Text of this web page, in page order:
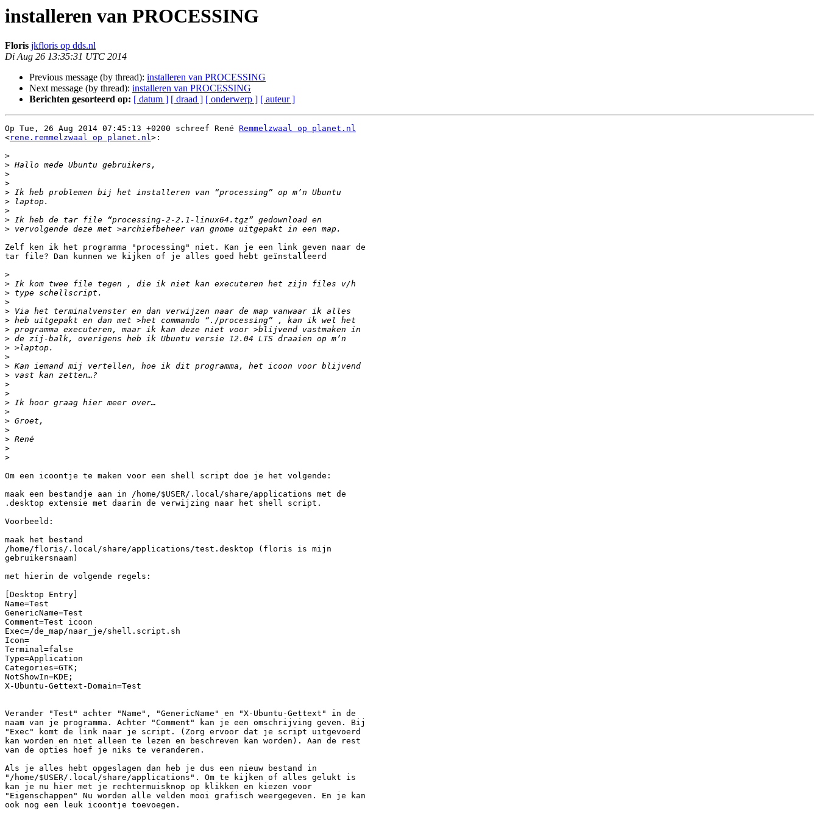
installeren van PROCESSING
Floris jkfloris op dds.nl
Di Aug 26 13:35:31 UTC 2014
Previous message (by thread): installeren van PROCESSING
Next message (by thread): installeren van PROCESSING
Berichten gesorteerd op: [ datum ] [ draad ] [ onderwerp ] [ auteur ]
Op Tue, 26 Aug 2014 07:45:13 +0200 schreef René Remmelzwaal op planet.nl
<rene.remmelzwaal op planet.nl>:
>
>
>
>
>
>
>
>
>
Zelf ken ik het programma "processing" niet. Kan je een link geven naar de
tar file? Dan kunnen we kijken of je alles goed hebt geïnstalleerd
>
>
>
>
>
>
>
>
>
>
>
>
>
>
>
>
>
>
>
>
>
Om een icoontje te maken voor een shell script doe je het volgende:
maak een bestandje aan in /home/$USER/.local/share/applications met de
.desktop extensie met daarin de verwijzing naar het shell script.
Voorbeeld:
maak het bestand
/home/floris/.local/share/applications/test.desktop (floris is mijn
gebruikersnaam)
met hierin de volgende regels:
[Desktop Entry]
Name=Test
GenericName=Test
Comment=Test icoon
Exec=/de_map/naar_je/shell.script.sh
Icon=
Terminal=false
Type=Application
Categories=GTK;
NotShowIn=KDE;
X-Ubuntu-Gettext-Domain=Test
Verander "Test" achter "Name", "GenericName" en "X-Ubuntu-Gettext" in de
naam van je programma. Achter "Comment" kan je een omschrijving geven. Bij
"Exec" komt de link naar je script. (Zorg ervoor dat je script uitgevoerd
kan worden en niet alleen te lezen en beschreven kan worden). Aan de rest
van de opties hoef je niks te veranderen.
Als je alles hebt opgeslagen dan heb je dus een nieuw bestand in
"/home/$USER/.local/share/applications". Om te kijken of alles gelukt is
kan je nu hier met je rechtermuisknop op klikken en kiezen voor
"Eigenschappen" Nu worden alle velden mooi grafisch weergegeven. En je kan
ook nog een leuk icoontje toevoegen.